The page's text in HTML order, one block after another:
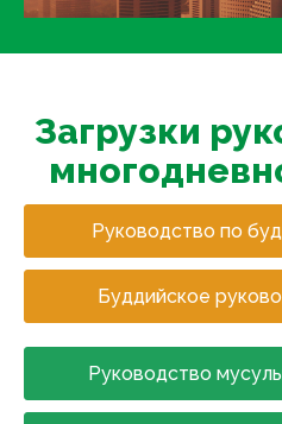
Загрузки
Руководство по
Буддийское
Руководство